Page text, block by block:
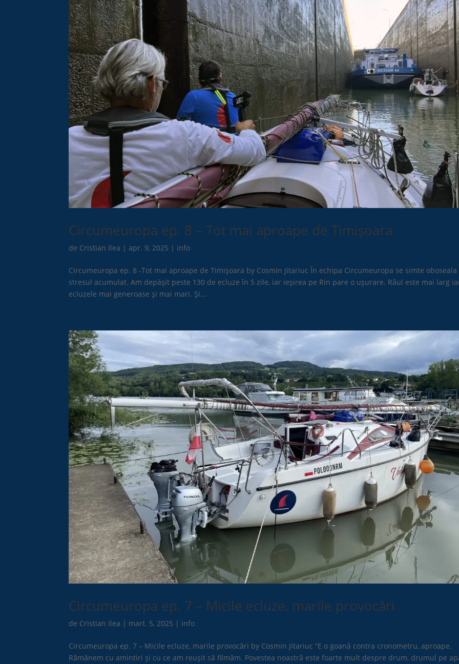
Circumeuropa ep. 8 – Tot mai aproape de Timișoara
de Cristian Ilea |apr. 9, 2025 | info
Circumeuropa ep. 8 -Tot mai aproape de Timișoara by Cosmin Jitariuc În echipa Circumeuropa se simte oboseala
stresul acumulat. Am depăşit peste 130 de ecluze în 5 zile, iar ieşirea pe Rin pare o uşurare. Râul este mai larg
ecluzele mai generoase şi mai mari. Şi...
Circumeuropa ep. 7 – Micile ecluze, marile provocări
de Cristian Ilea | mart. 5, 2025 | info
Circumeuropa ep. 7 – Micile ecluze, marile provocări by Cosmin Jitariuc “E o goană contra cronometru, aproape.
Rămânem cu amintiri şi cu ce am reuşit să filmăm. Povestea noastră este foarte mult despre drum, drumul pe